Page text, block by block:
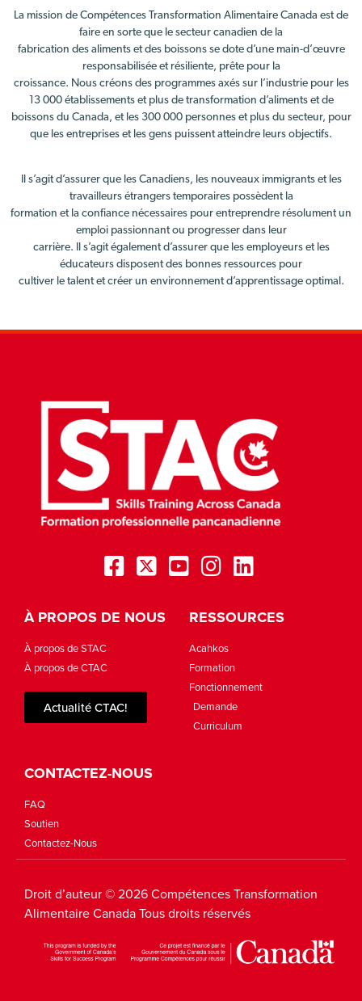
La mission de Compétences Transformation Alimentaire Canada est de
faire en sorte que le secteur canadien de la
fabrication des aliments et des boissons se dote d’une main-d’œuvre
responsabilisée et résiliente, prête pour la
croissance. Nous créons des programmes axés sur l’industrie pour les
13 000 établissements et plus de transformation d’aliments et de
boissons du Canada, et les 300 000 personnes et plus du secteur, pour
que les entreprises et les gens puissent atteindre leurs objectifs.
Il s’agit d’assurer que les Canadiens, les nouveaux immigrants et les
travailleurs étrangers temporaires possèdent la
formation et la confiance nécessaires pour entreprendre résolument un
emploi passionnant ou progresser dans leur
carrière. Il s’agit également d’assurer que les employeurs et les
éducateurs disposent des bonnes ressources pour
cultiver le talent et créer un environnement d’apprentissage optimal.
À PROPOS DE NOUS
À propos de STAC
À propos de CTAC
Actualité CTAC!
RESSOURCES
Acahkos
Formation
Fonctionnement
Demande
Curriculum
CONTACTEZ-NOUS
FAQ
Soutien
Contactez-Nous
Droit d’auteur © 2026 Compétences Transformation
Alimentaire Canada Tous droits réservés